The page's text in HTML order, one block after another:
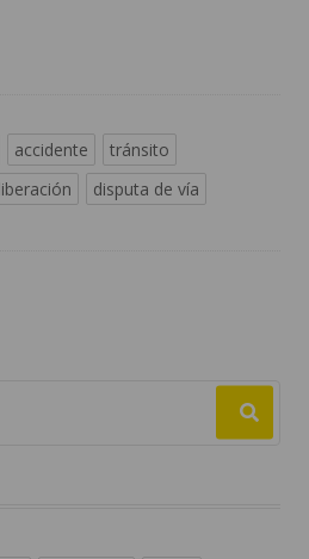
accidente
tránsito
disputa de vía